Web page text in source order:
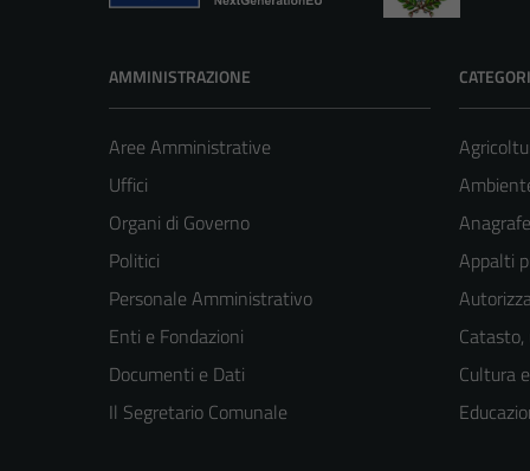
AMMINISTRAZIONE
Aree Amministrative
Uffici
Organi di Governo
Politici
Personale Amministrativo
Enti e Fondazioni
Documenti e Dati
Il Segretario Comunale
Appalti
Catasto,
Cultura